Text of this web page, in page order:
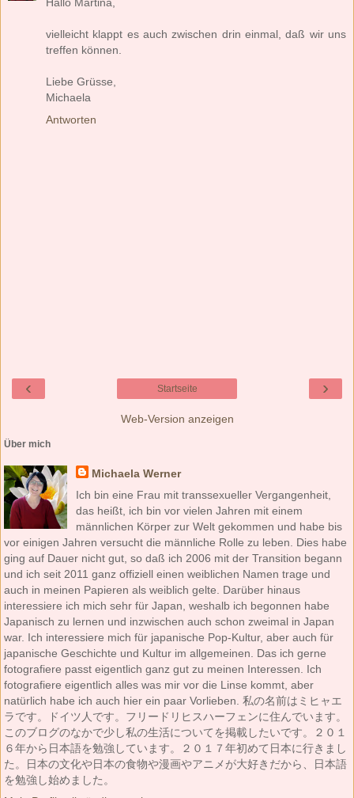
vielleicht klappt es auch zwischen drin einmal, daß wir uns
treffen können.
Liebe Grüsse,
Michaela
Antworten
‹ ›
Startseite
Web-Version anzeigen
Über mich
Michaela Werner
Ich bin eine Frau mit transsexueller Vergangenheit,
das heißt, ich bin vor vielen Jahren mit einem
männlichen Körper zur Welt gekommen und habe bis
vor einigen Jahren versucht die männliche Rolle zu leben. Dies habe
ging auf Dauer nicht gut, so daß ich 2006 mit der Transition begann
und ich seit 2011 ganz offiziell einen weiblichen Namen trage und
auch in meinen Papieren als weiblich gelte. Darüber hinaus
interessiere ich mich sehr für Japan, weshalb ich begonnen habe
Japanisch zu lernen und inzwischen auch schon zweimal in Japan
war. Ich interessiere mich für japanische Pop-Kultur, aber auch für
japanische Geschichte und Kultur im allgemeinen. Das ich gerne
fotografiere passt eigentlich ganz gut zu meinen Interessen. Ich
fotografiere eigentlich alles was mir vor die Linse kommt, aber
natürlich habe ich auch hier ein paar Vorlieben. 私の名前はミヒャエ
ラです。ドイツ人です。フリードリヒスハーフェンに住んでいます。
このブログのなかで少し私の生活についてを掲載したいです。２０１
６年から日本語を勉強しています。２０１７年初めて日本に行きまし
た。日本の文化や日本の食物や漫画やアニメが大好きだから、日本語
を勉強し始めました。